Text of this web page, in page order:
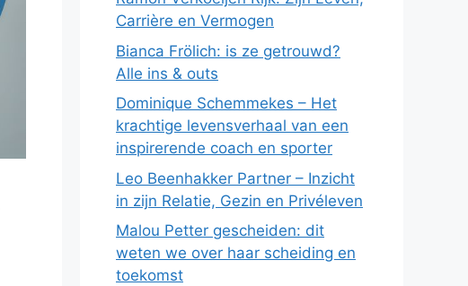
Carrière en Vermogen
Bianca Frölich: is ze getrouwd?
Alle ins & outs
Dominique Schemmekes – Het
krachtige levensverhaal van een
inspirerende coach en sporter
Leo Beenhakker Partner – Inzicht
in zijn Relatie, Gezin en Privéleven
Malou Petter gescheiden: dit
weten we over haar scheiding en
toekomst